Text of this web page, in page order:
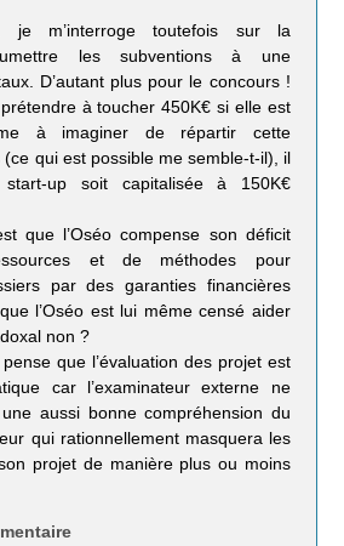
je m’interroge toutefois sur la
les subventions à une
D’autant plus pour le concours !
à toucher 450K€ si elle est
à imaginer de répartir cette
qui est possible me semble-t-il), il
up soit capitalisée à 150K€
que l’Oséo compense son déficit
et de méthodes pour
par des garanties financières
l’Oséo est lui même censé aider
non ?
que l’évaluation des projet est
car l’examinateur externe ne
aussi bonne compréhension du
qui rationnellement masquera les
projet de manière plus ou moins